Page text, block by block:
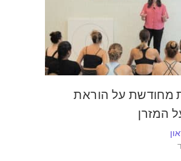
מחודשת על הוראת
המזרן